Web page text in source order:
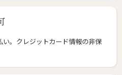
。クレジットカード情報の非保